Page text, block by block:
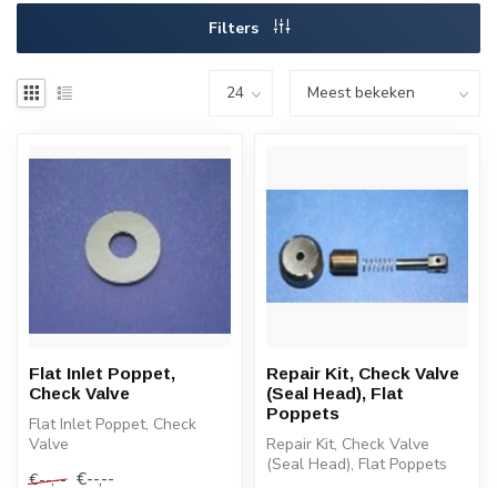
Filters
Flat Inlet Poppet,
Check Valve
Flat Inlet Poppet, Check
Valve
€--,-- €--,--
Repair Kit, Check Valve
(Seal Head), Flat
Poppets
Repair Kit, Check Valve
(Seal Head), Flat Poppets